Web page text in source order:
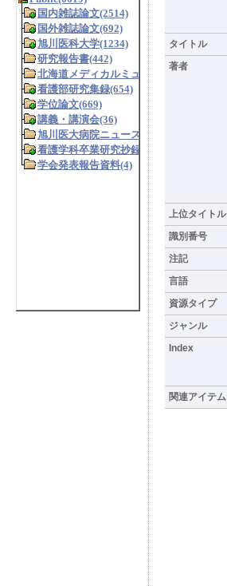
タイトル
著者
上位タイトル
識別番号
注記
言語
資源タイプ
ジャンル
Index
関連アイテム